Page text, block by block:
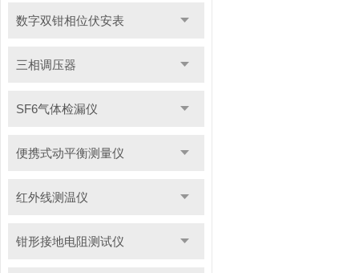
数字双钳相位伏安表
三相调压器
SF6气体检漏仪
便携式动平衡测量仪
红外线测温仪
钳形接地电阻测试仪